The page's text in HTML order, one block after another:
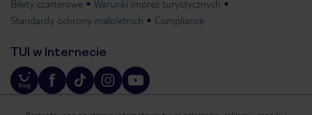
Bilety czarterowe
Warunki imprez turystycznych
Standardy ochrony małoletnich
Compliance
TUI w Internecie